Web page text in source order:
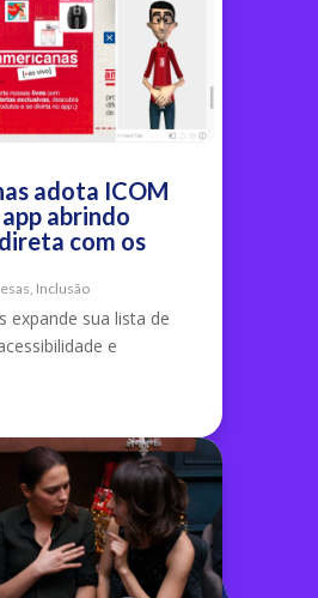
adota ICOM
abrindo
com os
Inclusão
expande sua lista de
e